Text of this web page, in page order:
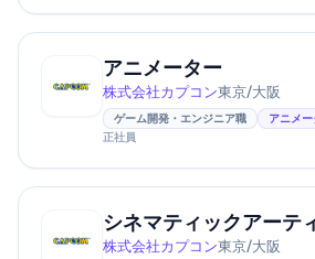
アニメーター
株式会社カプコン東京/大阪
ゲーム開発・エンジニア職 アニメ
正社員
シネマティックアーテ
株式会社カプコン東京/大阪